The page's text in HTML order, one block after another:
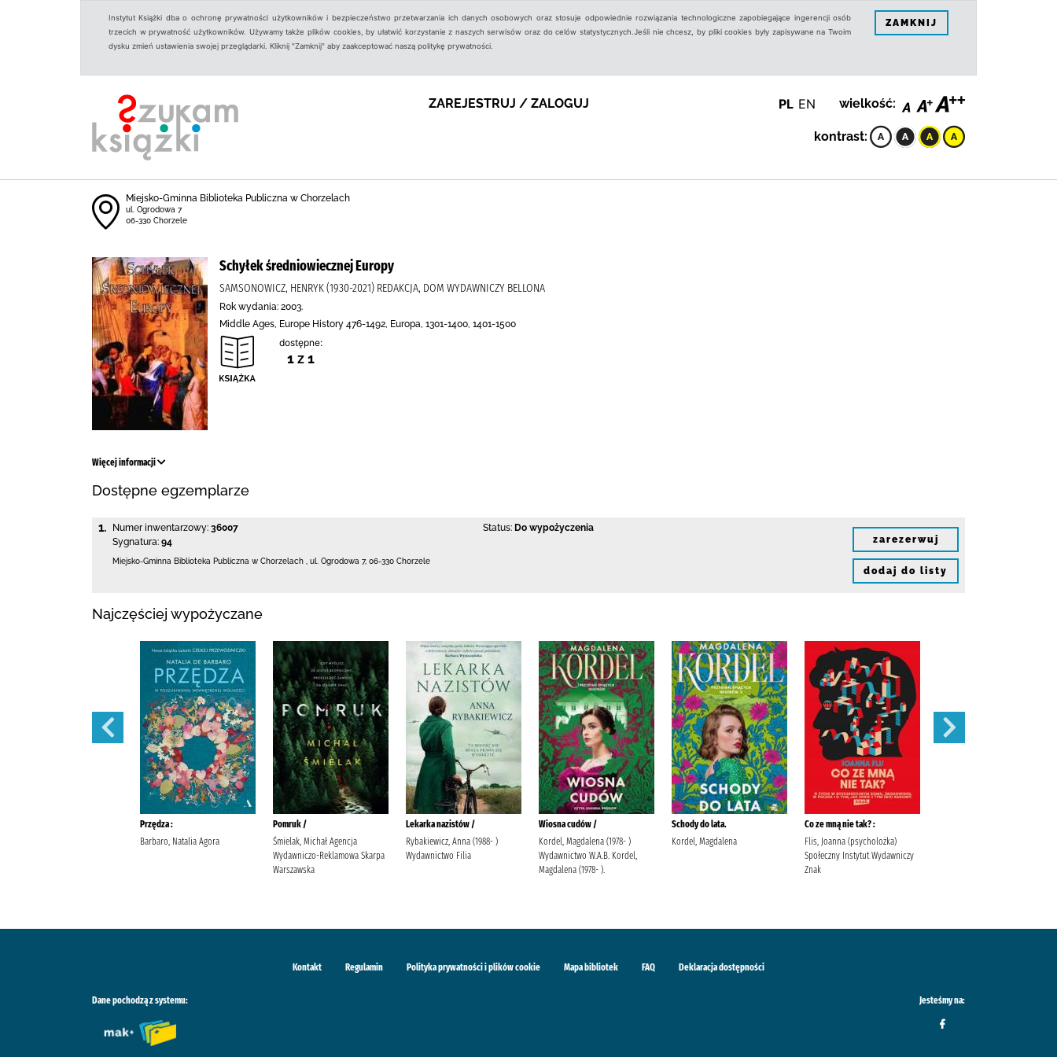
Instytut Książki dba o ochronę prywatności użytkowników i bezpieczeństwo przetwarzania ich danych osobowych oraz stosuje odpowiednie rozwiązania technologiczne zapobiegające ingerencji osób
trzecich w prywatność użytkowników. Używamy także plików cookies, by ułatwić korzystanie z naszych serwisów oraz do celów statystycznych.Jeśli nie chcesz, by pliki cookies były zapisywane na Twoim
dysku zmień ustawienia swojej przeglądarki. Kliknij "Zamknij" aby zaakceptować naszą politykę prywatności.
ZAMKNIJ
ZAREJESTRUJ / ZALOGUJ PL EN wielkość:
kontrast:
Miejsko-Gminna Biblioteka Publiczna w Chorzelach
ul. Ogrodowa 7
06-330 Chorzele
Schyłek średniowiecznej Europy
SAMSONOWICZ, HENRYK (1930-2021) REDAKCJA, DOM WYDAWNICZY BELLONA
Rok wydania: 2003.
Middle Ages, Europe History 476-1492, Europa, 1301-1400, 1401-1500
dostępne:
1 z 1
Więcej informacji
Dostępne egzemplarze
1. Numer inwentarzowy: 36007
Sygnatura: 94
Status: Do wypożyczenia
Miejsko-Gminna Biblioteka Publiczna w Chorzelach ul. Ogrodowa 7, 06-330 Chorzele
zarezerwuj
dodaj do listy
Najczęściej wypożyczane
Przędza :
Barbaro, Natalia Agora
Pomruk /
Śmielak, Michał Agencja
Wydawniczo-Reklamowa Skarpa
Warszawska
Lekarka nazistów /
Rybakiewicz, Anna (1988- )
Wydawnictwo Filia
Wiosna cudów /
Kordel, Magdalena (1978- )
Wydawnictwo W.A.B. Kordel,
Magdalena (1978- ).
Schody do lata.
Kordel, Magdalena
Co ze mną nie tak? :
Flis, Joanna (psycholożka)
Społeczny Instytut Wydawniczy
Znak
Kontakt Regulamin Polityka prywatności i plików cookie Mapa bibliotek FAQ Deklaracja dostępności
Dane pochodzą z systemu: Jesteśmy na: